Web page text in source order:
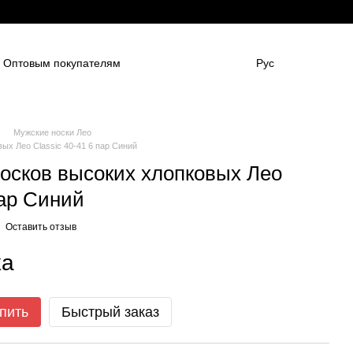
Оптовым покупателям
Рус
Мужские носки Лео
Лео Classic 40-41 6 пар Синий
высоких хлопковых Лео
Синий
Оставить отзыв
Быстрый заказ